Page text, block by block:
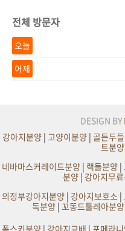
전체 방문자
오늘
어제
DESIGN BY
강아지분양 | 고양이분양 | 골든두
트분양
네바마스커레이드분양| 랙돌분양|
분양|강아지무
의정부강아지분양| 강아지보호소|
독분양 | 꼬똥드툴레아분양